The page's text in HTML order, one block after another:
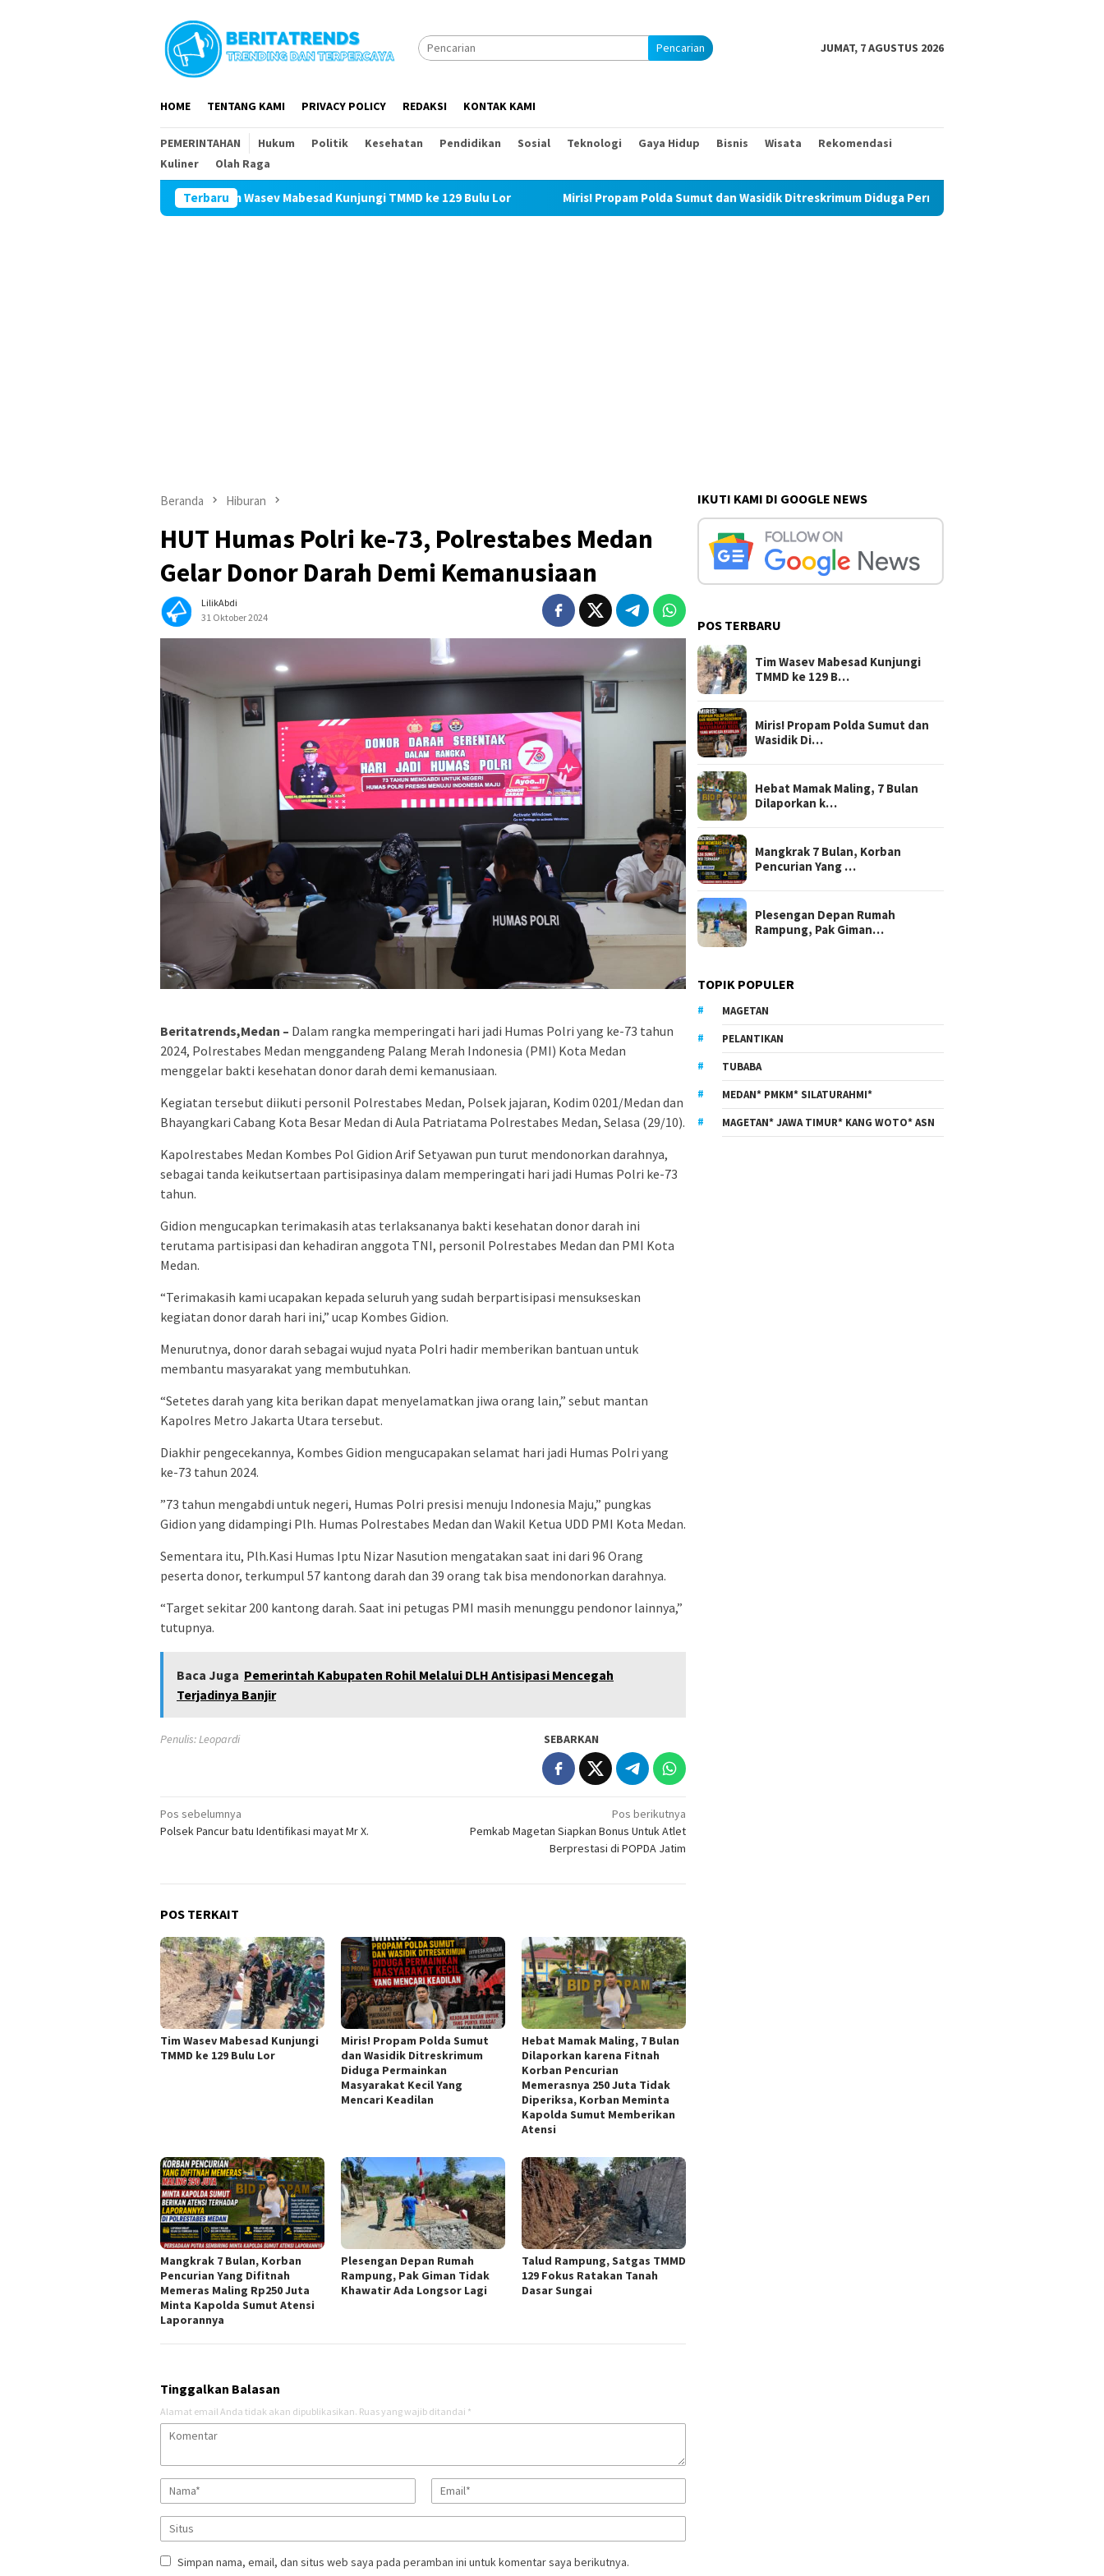
Pencarian JUMAT, 7 AGUSTUS 2026
HOME TENTANG KAMI PRIVACY POLICY REDAKSI KONTAK KAMI
PEMERINTAHAN Hukum Politik Kesehatan Pendidikan Sosial Teknologi Gaya Hidup Bisnis Wisata
Rekomendasi
Kuliner
Olah Raga
Terbaru
Tim Wasev Mabesad Kunjungi TMMD ke 129 Bulu Lor Miris! Propam Polda Sumut dan Wasidik Ditreskrimum Diduga Permainkan Masyarakat Kecil Yang Mencari
Beranda Hiburan
HUT Humas Polri ke-73, Polrestabes Medan
Gelar Donor Darah Demi Kemanusiaan
LilikAbdi
31 Oktober 2024
Beritatrends,Medan – Dalam rangka memperingati hari jadi Humas Polri yang ke-73 tahun
2024, Polrestabes Medan menggandeng Palang Merah Indonesia (PMI) Kota Medan
menggelar bakti kesehatan donor darah demi kemanusiaan.
Kegiatan tersebut diikuti personil Polrestabes Medan, Polsek jajaran, Kodim 0201/Medan dan
Bhayangkari Cabang Kota Besar Medan di Aula Patriatama Polrestabes Medan, Selasa (29/10).
Kapolrestabes Medan Kombes Pol Gidion Arif Setyawan pun turut mendonorkan darahnya,
sebagai tanda keikutsertaan partisipasinya dalam memperingati hari jadi Humas Polri ke-73
tahun.
Gidion mengucapkan terimakasih atas terlaksananya bakti kesehatan donor darah ini
terutama partisipasi dan kehadiran anggota TNI, personil Polrestabes Medan dan PMI Kota
Medan.
“Terimakasih kami ucapakan kepada seluruh yang sudah berpartisipasi mensukseskan
kegiatan donor darah hari ini,” ucap Kombes Gidion.
Menurutnya, donor darah sebagai wujud nyata Polri hadir memberikan bantuan untuk
membantu masyarakat yang membutuhkan.
“Setetes darah yang kita berikan dapat menyelamatkan jiwa orang lain,” sebut mantan
Kapolres Metro Jakarta Utara tersebut.
Diakhir pengecekannya, Kombes Gidion mengucapakan selamat hari jadi Humas Polri yang
ke-73 tahun 2024.
”73 tahun mengabdi untuk negeri, Humas Polri presisi menuju Indonesia Maju,” pungkas
Gidion yang didampingi Plh. Humas Polrestabes Medan dan Wakil Ketua UDD PMI Kota Medan.
Sementara itu, Plh.Kasi Humas Iptu Nizar Nasution mengatakan saat ini dari 96 Orang
peserta donor, terkumpul 57 kantong darah dan 39 orang tak bisa mendonorkan darahnya.
“Target sekitar 200 kantong darah. Saat ini petugas PMI masih menunggu pendonor lainnya,”
tutupnya.
Baca Juga Pemerintah Kabupaten Rohil Melalui DLH Antisipasi Mencegah
Terjadinya Banjir
Penulis: Leopardi SEBARKAN
Navigasi
pos
Pos sebelumnya
Polsek Pancur batu Identifikasi mayat Mr X.
Pos berikutnya
Pemkab Magetan Siapkan Bonus Untuk Atlet
Berprestasi di POPDA Jatim
POS TERKAIT
Tim Wasev Mabesad Kunjungi
TMMD ke 129 Bulu Lor
Miris! Propam Polda Sumut
dan Wasidik Ditreskrimum
Diduga Permainkan
Masyarakat Kecil Yang
Mencari Keadilan
Hebat Mamak Maling, 7 Bulan
Dilaporkan karena Fitnah
Korban Pencurian
Memerasnya 250 Juta Tidak
Diperiksa, Korban Meminta
Kapolda Sumut Memberikan
Atensi
Mangkrak 7 Bulan, Korban
Pencurian Yang Difitnah
Memeras Maling Rp250 Juta
Minta Kapolda Sumut Atensi
Laporannya
Plesengan Depan Rumah
Rampung, Pak Giman Tidak
Khawatir Ada Longsor Lagi
Talud Rampung, Satgas TMMD
129 Fokus Ratakan Tanah
Dasar Sungai
Tinggalkan Balasan
Alamat email Anda tidak akan dipublikasikan. Ruas yang wajib ditandai *
Simpan nama, email, dan situs web saya pada peramban ini untuk komentar saya berikutnya.
IKUTI KAMI DI GOOGLE NEWS
POS TERBARU
Tim Wasev Mabesad Kunjungi
TMMD ke 129 B…
Miris! Propam Polda Sumut dan
Wasidik Di…
Hebat Mamak Maling, 7 Bulan
Dilaporkan k…
Mangkrak 7 Bulan, Korban
Pencurian Yang …
Plesengan Depan Rumah
Rampung, Pak Giman…
TOPIK POPULER
MAGETAN
PELANTIKAN
TUBABA
MEDAN* PMKM* SILATURAHMI*
MAGETAN* JAWA TIMUR* KANG WOTO* ASN